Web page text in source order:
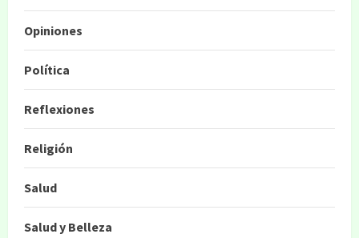
Opiniones
Política
Reflexiones
Religión
Salud
Salud y Belleza